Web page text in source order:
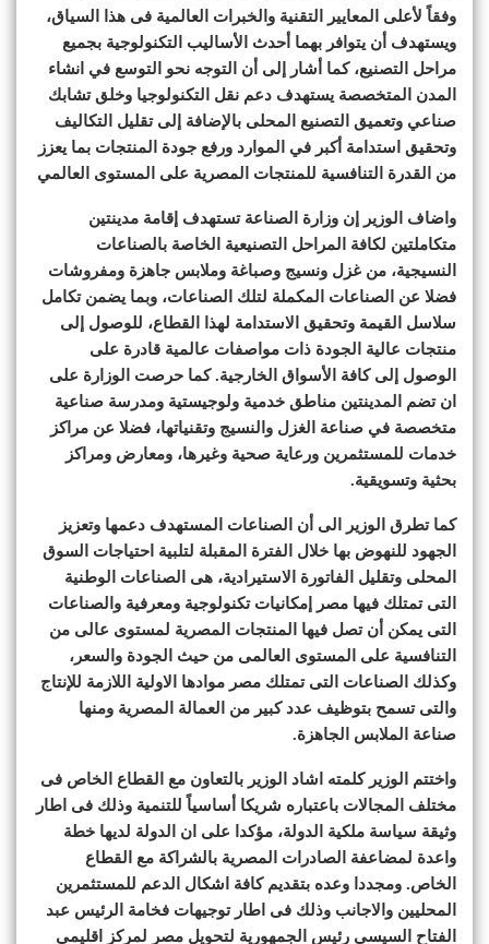
وفقاً لأعلى المعايير التقنية والخبرات العالمية فى هذا السياق،
ويستهدف أن يتوافر بهما أحدث الأساليب التكنولوجية بجميع
مراحل التصنيع، كما أشار إلى أن التوجه نحو التوسع في انشاء
المدن المتخصصة يستهدف دعم نقل التكنولوجيا وخلق تشابك
صناعي وتعميق التصنيع المحلى بالإضافة إلى تقليل التكاليف
وتحقيق استدامة أكبر في الموارد ورفع جودة المنتجات بما يعزز
من القدرة التنافسية للمنتجات المصرية على المستوى العالمي
واضاف الوزير إن وزارة الصناعة تستهدف إقامة مدينتين
متكاملتين لكافة المراحل التصنيعية الخاصة بالصناعات
النسيجية، من غزل ونسيج وصباغة وملابس جاهزة ومفروشات
فضلا عن الصناعات المكملة لتلك الصناعات، وبما يضمن تكامل
سلاسل القيمة وتحقيق الاستدامة لهذا القطاع، للوصول إلى
منتجات عالية الجودة ذات مواصفات عالمية قادرة على
الوصول إلى كافة الأسواق الخارجية. كما حرصت الوزارة على
ان تضم المدينتين مناطق خدمية ولوجيستية ومدرسة صناعية
متخصصة في صناعة الغزل والنسيج وتقنياتها، فضلا عن مراكز
خدمات للمستثمرين ورعاية صحية وغيرها، ومعارض ومراكز
بحثية وتسويقية.
كما تطرق الوزير الى أن الصناعات المستهدف دعمها وتعزيز
الجهود للنهوض بها خلال الفترة المقبلة لتلبية احتياجات السوق
المحلى وتقليل الفاتورة الاستيرادية، هى الصناعات الوطنية
التى تمتلك فيها مصر إمكانيات تكنولوجية ومعرفية والصناعات
التى يمكن أن تصل فيها المنتجات المصرية لمستوى عالى من
التنافسية على المستوى العالمى من حيث الجودة والسعر،
وكذلك الصناعات التى تمتلك مصر موادها الاولية اللازمة للإنتاج
والتى تسمح بتوظيف عدد كبير من العمالة المصرية ومنها
صناعة الملابس الجاهزة.
واختتم الوزير كلمته اشاد الوزير بالتعاون مع القطاع الخاص فى
مختلف المجالات باعتباره شريكا أساسياً للتنمية وذلك فى اطار
وثيقة سياسة ملكية الدولة، مؤكدا على ان الدولة لديها خطة
واعدة لمضاعفة الصادرات المصرية بالشراكة مع القطاع
الخاص. ومجددا وعده بتقديم كافة اشكال الدعم للمستثمرين
المحليين والاجانب وذلك فى اطار توجيهات فخامة الرئيس عبد
الفتاح السيسي رئيس الجمهورية لتحويل مصر لمركز اقليمى